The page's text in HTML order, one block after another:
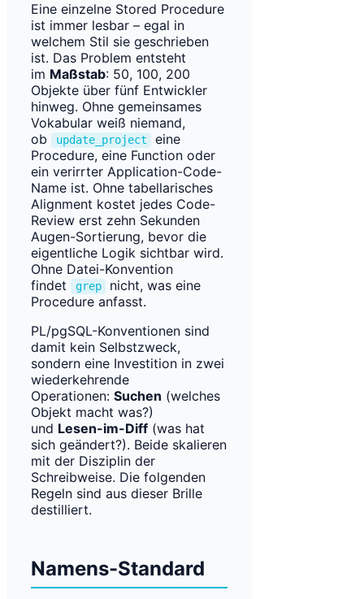
Eine einzelne Stored Procedure
ist immer lesbar – egal in
welchem Stil sie geschrieben
ist. Das Problem entsteht
im Maßstab: 50, 100, 200
Objekte über fünf Entwickler
hinweg. Ohne gemeinsames
Vokabular weiß niemand,
ob
update_project
eine
Procedure, eine Function oder
ein verirrter Application-Code-
Name ist. Ohne tabellarisches
Alignment kostet jedes Code-
Review erst zehn Sekunden
Augen-Sortierung, bevor die
eigentliche Logik sichtbar wird.
Ohne Datei-Konvention
findet
grep
nicht, was eine
Procedure anfasst.
PL/pgSQL-Konventionen sind
damit kein Selbstzweck,
sondern eine Investition in zwei
wiederkehrende
Operationen: Suchen (welches
Objekt macht was?)
und Lesen-im-Diff (was hat
sich geändert?). Beide skalieren
mit der Disziplin der
Schreibweise. Die folgenden
Regeln sind aus dieser Brille
destilliert.
Namens-Standard